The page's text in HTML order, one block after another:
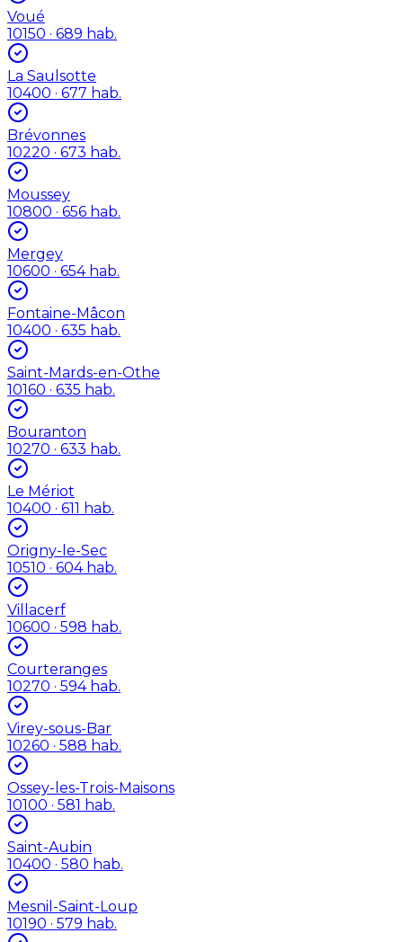
Voué
10150 · 689 hab.
La Saulsotte
10400 · 677 hab.
Brévonnes
10220 · 673 hab.
Moussey
10800 · 656 hab.
Mergey
10600 · 654 hab.
Fontaine-Mâcon
10400 · 635 hab.
Saint-Mards-en-Othe
10160 · 635 hab.
Bouranton
10270 · 633 hab.
Le Mériot
10400 · 611 hab.
Origny-le-Sec
10510 · 604 hab.
Villacerf
10600 · 598 hab.
Courteranges
10270 · 594 hab.
Virey-sous-Bar
10260 · 588 hab.
Ossey-les-Trois-Maisons
10100 · 581 hab.
Saint-Aubin
10400 · 580 hab.
Mesnil-Saint-Loup
10190 · 579 hab.